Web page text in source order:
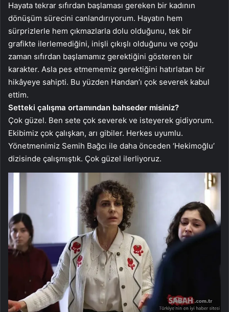
Hayata tekrar sıfırdan başlaması gereken bir kadının
dönüşüm sürecini canlandırıyorum. Hayatın hem
sürprizlerle hem çıkmazlarla dolu olduğunu, tek bir
grafikte ilerlemediğini, inişli çıkışlı olduğunu ve çoğu
zaman sıfırdan başlamamız gerektiğini gösteren bir
karakter. Asla pes etmememiz gerektiğini hatırlatan bir
hikâyeye sahipti. Bu yüzden Handan’ı çok severek kabul
ettim.
Setteki çalışma ortamından bahseder misiniz?
Çok güzel. Ben sete çok severek ve isteyerek gidiyorum.
Ekibimiz çok çalışkan, arı gibiler. Herkes uyumlu.
Yönetmenimiz Semih Bağcı ile daha önceden ‘Hekimoğlu’
dizisinde çalışmıştık. Çok güzel ilerliyoruz.